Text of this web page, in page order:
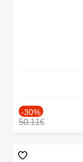
-30%
50.11€